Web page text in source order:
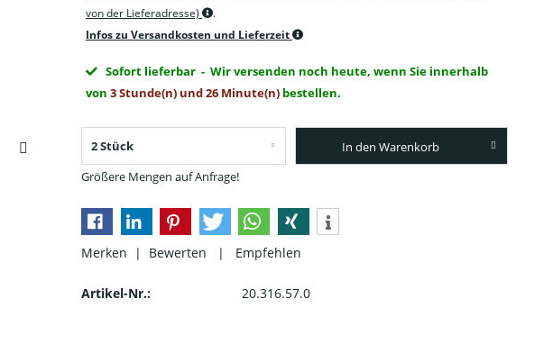
von der Lieferadresse)
.
Infos zu Versandkosten und Lieferzeit
Sofort lieferbar - Wir versenden noch heute, wenn Sie innerhalb
von 3 Stunde(n) und 26 Minute(n)bestellen.
Größere Mengen auf Anfrage!
In den Warenkorb
Merken | Bewerten | Empfehlen
Artikel-Nr.: 20.316.57.0